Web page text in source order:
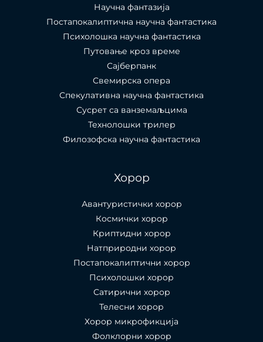
Научна фантазија
Постапокалиптична научна фантастика
Психолошка научна фантастика
Путовање кроз време
Сајберпанк
Свемирска опера
Спекулативна научна фантастика
Сусрет са ванземаљцима
Технолошки трилер
Филозофска научна фантастика
Хорор
Авантуристички хорор
Космички хорор
Криптидни хорор
Натприродни хорор
Постапокалиптични хорор
Психолошки хорор
Сатирични хорор
Телесни хорор
Хорор микрофикција
Фолклорни хорор